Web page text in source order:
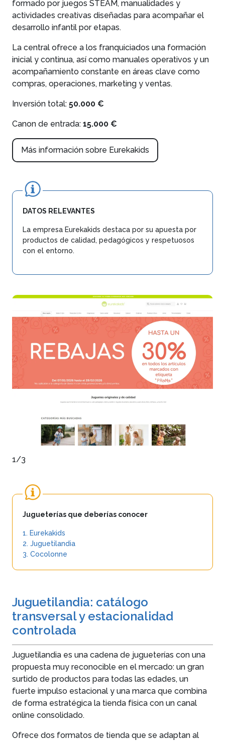
formado por juegos STEAM, manualidades y
actividades creativas diseñadas para acompañar el
desarrollo infantil por etapas.
La central ofrece a los franquiciados una formación
inicial y continua, así como manuales operativos y un
acompañamiento constante en áreas clave como
compras, operaciones, marketing y ventas.
Inversión total: 50.000 €
Canon de entrada: 15.000 €
Más información sobre Eurekakids
DATOS RELEVANTES
La empresa Eurekakids destaca por su apuesta por
productos de calidad, pedagógicos y respetuosos
con el entorno.
1/3
Jugueterías que deberías conocer
1. Eurekakids
2. Juguetilandia
3. Cocolonne
Juguetilandia: catálogo
transversal y estacionalidad
controlada
Juguetilandia es una cadena de jugueterías con una
propuesta muy reconocible en el mercado: un gran
surtido de productos para todas las edades, un
fuerte impulso estacional y una marca que combina
de forma estratégica la tienda física con un canal
online consolidado.
Ofrece dos formatos de tienda que se adaptan al